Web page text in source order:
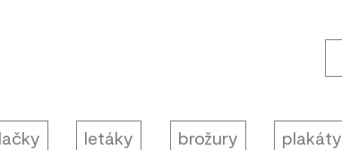
letáky brožury plakáty